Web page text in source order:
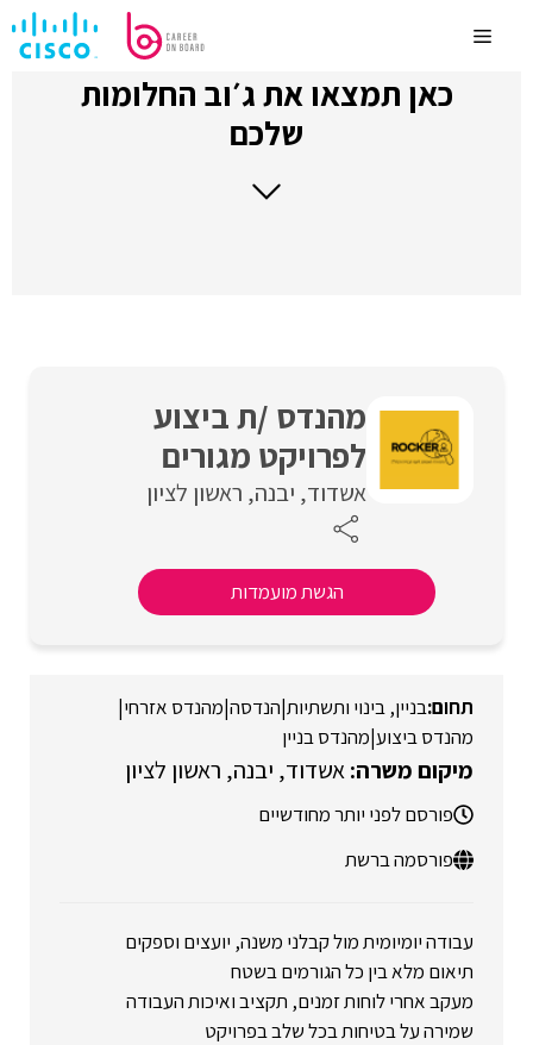
לתוכןMenu
כאן תמצאו את ג׳וב החלומות
שלכם
מהנדס /ת ביצוע
לפרויקט מגורים
אשדוד יבנה ראשון לציון
הגשת מועמדות
בניין, בינוי ותשתיות|הנדסה|מהנדס אזרחי|
מהנדס ביצוע|מהנדס בניין
אשדוד יבנה ראשון לציון
פורסם לפני יותר מחודשיים
פורסמה ברשת
עבודה יומיומית מול קבלני משנה, יועצים וספקים
תיאום מלא בין כל הגורמים בשטח
מעקב אחרי לוחות זמנים, תקציב ואיכות העבודה
שמירה על בטיחות בכל שלב בפרויקט